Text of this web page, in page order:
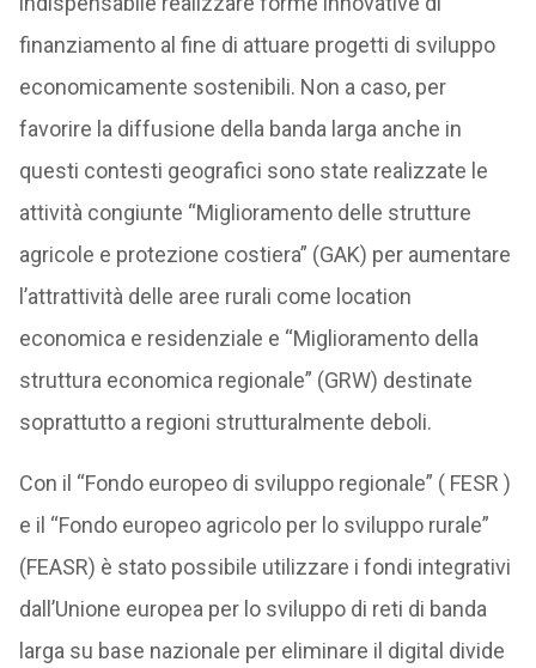
finanziamento al fine di attuare progetti di sviluppo
economicamente sostenibili. Non a caso, per
favorire la diffusione della banda larga anche in
questi contesti geografici sono state realizzate le
attività congiunte “Miglioramento delle strutture
agricole e protezione costiera” (GAK) per aumentare
l’attrattività delle aree rurali come location
economica e residenziale e “Miglioramento della
struttura economica regionale” (GRW) destinate
soprattutto a regioni strutturalmente deboli.
Con il “Fondo europeo di sviluppo regionale” ( FESR )
e il “Fondo europeo agricolo per lo sviluppo rurale”
(FEASR) è stato possibile utilizzare i fondi integrativi
dall’Unione europea per lo sviluppo di reti di banda
larga su base nazionale per eliminare il digital divide